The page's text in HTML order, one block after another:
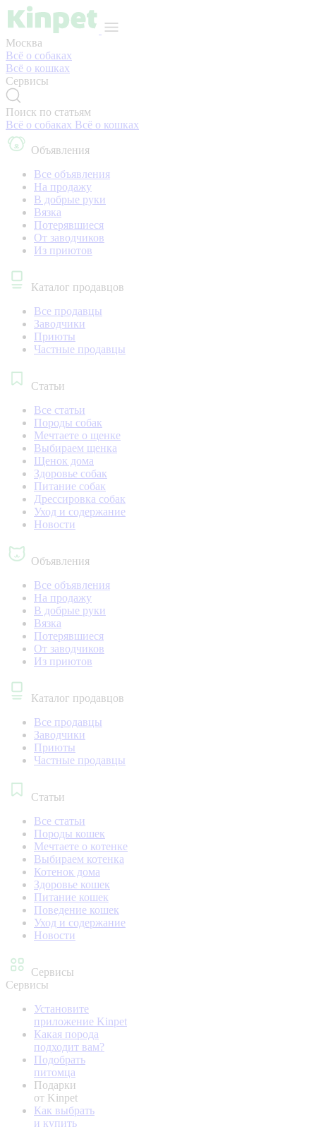
Москва
Всё о собаках
Всё о кошках
Сервисы
Поиск по статьям
Всё о собаках Всё о кошках
Объявления
Все объявления
На продажу
В добрые руки
Вязка
Потерявшиеся
От заводчиков
Из приютов
Каталог продавцов
Все продавцы
Заводчики
Приюты
Частные продавцы
Статьи
Все статьи
Породы собак
Мечтаете о щенке
Выбираем щенка
Щенок дома
Здоровье собак
Питание собак
Дрессировка собак
Уход и содержание
Новости
Объявления
Все объявления
На продажу
В добрые руки
Вязка
Потерявшиеся
От заводчиков
Из приютов
Каталог продавцов
Все продавцы
Заводчики
Приюты
Частные продавцы
Статьи
Все статьи
Породы кошек
Мечтаете о котенке
Выбираем котенка
Котенок дома
Здоровье кошек
Питание кошек
Поведение кошек
Уход и содержание
Новости
Сервисы
Сервисы
Установите
приложение Kinpet
Какая порода
подходит вам?
Подобрать
питомца
Подарки
от Kinpet
Как выбрать
и купить